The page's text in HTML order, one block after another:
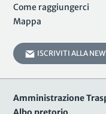
Come raggiungerci
Mappa
ISCRIVITI ALLA
Amministrazione